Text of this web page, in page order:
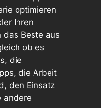
optimieren
Ihren
das Beste aus
ob es
die
die Arbeit
den Einsatz
andere